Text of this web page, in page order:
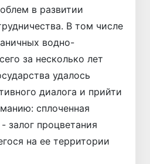
в развитии
В том числе
водно-
за несколько лет
удалось
диалога и прийти
сплоченная
залог процветания
на ее территории